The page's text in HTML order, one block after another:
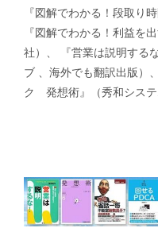
『図解でわかる！段取り
『図解でわかる！利益を
社）、 『営業は説明する
ブ 、海外でも翻訳出版）
ク 発想術』（秀和システ